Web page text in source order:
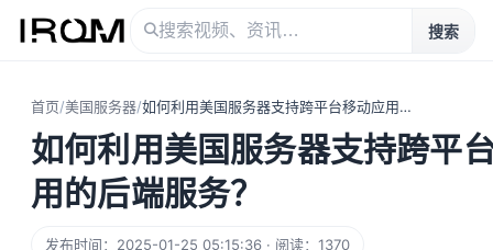
搜索
首页/美国服务器/ 如何利用美国服务器支持跨平台移动应用的后端服务？
如何利用美国服务器支持跨平
用的后端服务？
发布时间：2025-01-25 05:15:36 · 阅读：1370